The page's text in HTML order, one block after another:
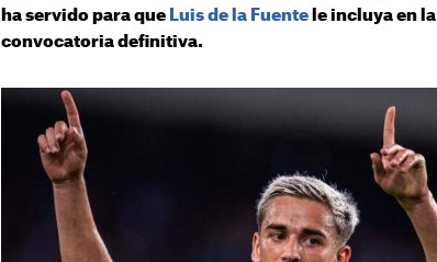
ha servido para que Luis de la Fuente le incluya en la
convocatoria definitiva.